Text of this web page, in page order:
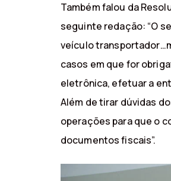
Também falou da
seguinte redação: “O
veículo
casos em que for
eletrônica, efetuar a
Além de tirar dúvidas
operações para que o
documentos fiscais”.